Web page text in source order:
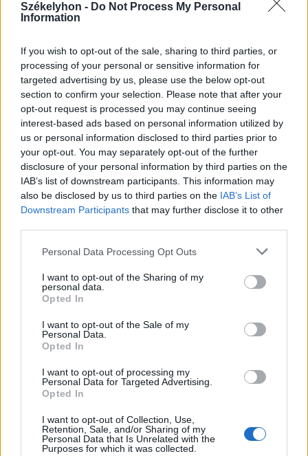
Székelyhon - Do Not Process My Personal
Information
If you wish to opt-out of the sale, sharing to third parties, or
processing of your personal or sensitive information for
targeted advertising by us, please use the below opt-out
section to confirm your selection. Please note that after your
opt-out request is processed you may continue seeing
interest-based ads based on personal information utilized by
us or personal information disclosed to third parties prior to
your opt-out. You may separately opt-out of the further
disclosure of your personal information by third parties on the
IAB’s list of downstream participants. This information may
also be disclosed by us to third parties on the IAB’s List of
Downstream Participants that may further disclose it to other
Personal Data Processing Opt Outs
I want to opt-out of the Sharing of my
personal data.
Opted In
I want to opt-out of the Sale of my
Personal Data.
Opted In
I want to opt-out of processing my
Personal Data for Targeted Advertising.
Opted In
I want to opt-out of Collection, Use,
Retention, Sale, and/or Sharing of my
Personal Data that Is Unrelated with the
Purposes for which it was collected.
Vaddisznó szaladt le a budapesti
metróba, felszállt az egyik kocsira,
majd kilőtték – videóval
2026. augusztus 08., szombat
Hétvégén is folytatódik a gázolaj